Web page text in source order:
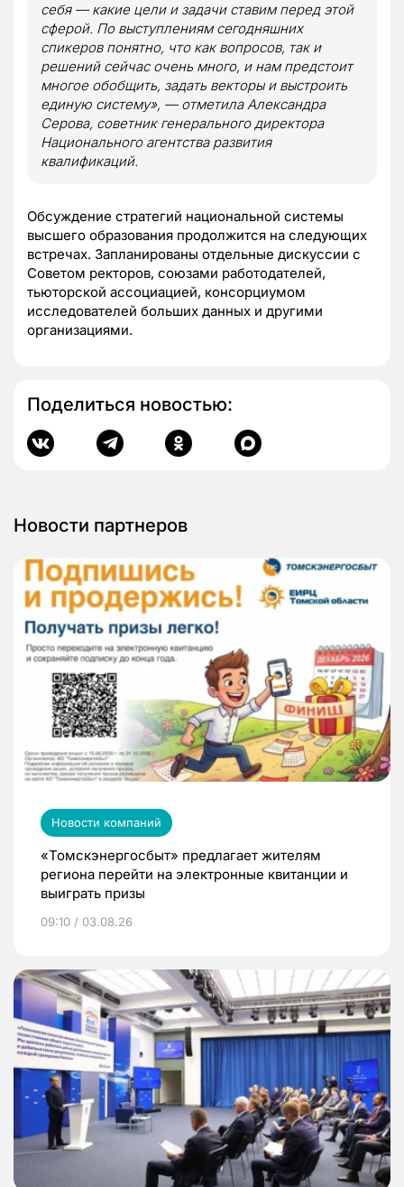
себя — какие цели и задачи ставим перед этой
сферой. По выступлениям сегодняшних
спикеров понятно, что как вопросов, так и
решений сейчас очень много, и нам предстоит
многое обобщить, задать векторы и выстроить
единую систему», — отметила Александра
Серова, советник генерального директора
Национального агентства развития
квалификаций.
Обсуждение стратегий национальной системы
высшего образования продолжится на следующих
встречах. Запланированы отдельные дискуссии с
Советом ректоров, союзами работодателей,
тьюторской ассоциацией, консорциумом
исследователей больших данных и другими
организациями.
Поделиться новостью:
Новости партнеров
Новости компаний
«Томскэнергосбыт» предлагает жителям
региона перейти на электронные квитанции и
выиграть призы
09:10 / 03.08.26